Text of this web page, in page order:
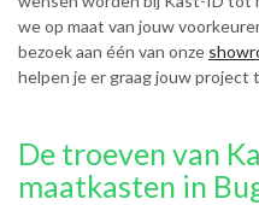
we op maat van jouw
bezoek aan één van onze
helpen je er graag jouw project
De troeven van
maatkasten in